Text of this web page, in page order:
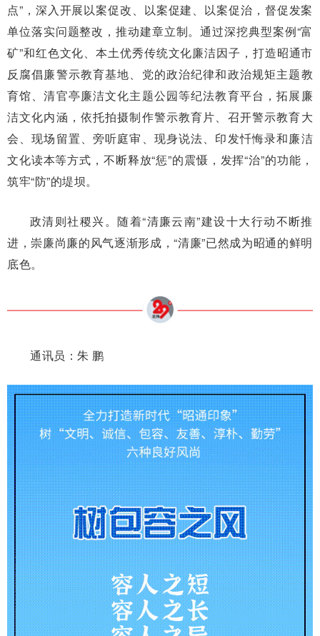
点”，深入开展以案促改、以案促建、以案促治，督促发案
单位落实问题整改，推动建章立制。通过深挖典型案例“富
矿”和红色文化、本土优秀传统文化廉洁因子，打造昭通市
反腐倡廉警示教育基地、党的政治纪律和政治规矩主题教
育馆、清官亭廉洁文化主题公园等纪法教育平台，拓展廉
洁文化内涵，依托拍摄制作警示教育片、召开警示教育大
会、现场留置、旁听庭审、现身说法、印发忏悔录和廉洁
文化读本等方式，不断释放“惩”的震慑，发挥“治”的功能，
筑牢“防”的堤坝。
政清则社稷兴。随着“清廉云南”建设十大行动不断推
进，崇廉尚廉的风气逐渐形成，“清廉”已然成为昭通的鲜明
底色。
通讯员：朱 鹏